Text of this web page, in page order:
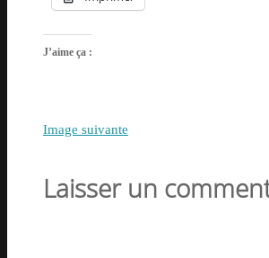
J’aime ça :
Image suivante
Laisser un